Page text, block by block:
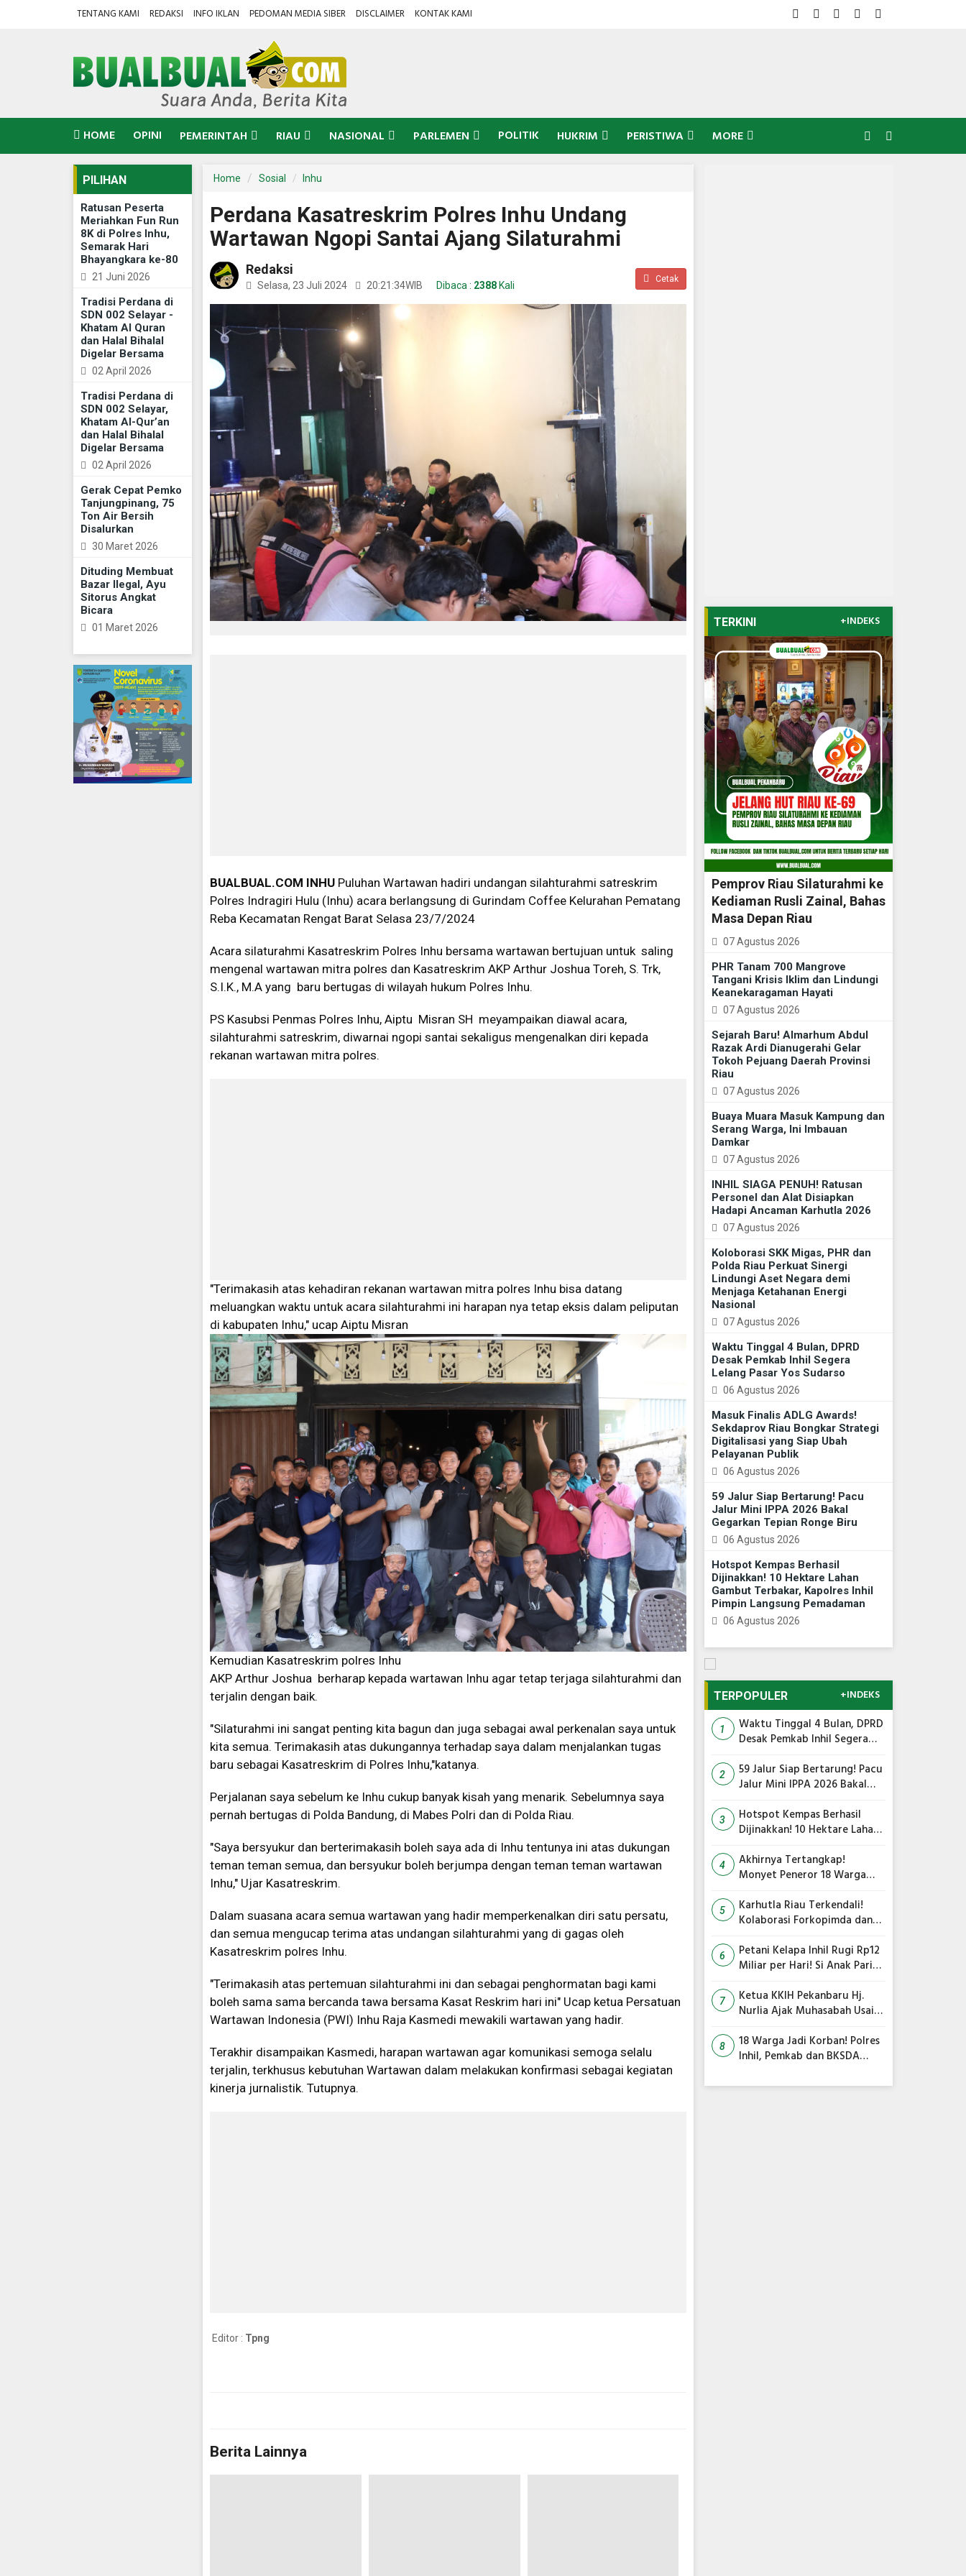
TENTANG KAMI REDAKSI INFO IKLAN PEDOMAN MEDIA SIBER DISCLAIMER KONTAK KAMI
HOME OPINI PEMERINTAH RIAU NASIONAL PARLEMEN POLITIK HUKRIM PERISTIWA MORE
PILIHAN
Ratusan Peserta
Meriahkan Fun Run
8K di Polres Inhu,
Semarak Hari
Bhayangkara ke-80
21 Juni 2026
Tradisi Perdana di
SDN 002 Selayar -
Khatam Al Quran
dan Halal Bihalal
Digelar Bersama
02 April 2026
Tradisi Perdana di
SDN 002 Selayar,
Khatam Al-Qur’an
dan Halal Bihalal
Digelar Bersama
02 April 2026
Gerak Cepat Pemko
Tanjungpinang, 75
Ton Air Bersih
Disalurkan
30 Maret 2026
Dituding Membuat
Bazar Ilegal, Ayu
Sitorus Angkat
Bicara
01 Maret 2026
Home Sosial Inhu
Perdana Kasatreskrim Polres Inhu Undang
Wartawan Ngopi Santai Ajang Silaturahmi
Redaksi
Selasa, 23 Juli 2024 20:21:34WIB Dibaca : 2388 Kali
Cetak
BUALBUAL.COM INHU Puluhan Wartawan hadiri undangan silahturahmi satreskrim
Polres Indragiri Hulu (Inhu) acara berlangsung di Gurindam Coffee Kelurahan Pematang
Reba Kecamatan Rengat Barat Selasa 23/7/2024
Acara silaturahmi Kasatreskrim Polres Inhu bersama wartawan bertujuan untuk saling
mengenal wartawan mitra polres dan Kasatreskrim AKP Arthur Joshua Toreh, S. Trk,
S.I.K., M.A yang baru bertugas di wilayah hukum Polres Inhu.
PS Kasubsi Penmas Polres Inhu, Aiptu Misran SH meyampaikan diawal acara,
silahturahmi satreskrim, diwarnai ngopi santai sekaligus mengenalkan diri kepada
rekanan wartawan mitra polres.
"Terimakasih atas kehadiran rekanan wartawan mitra polres Inhu bisa datang
meluangkan waktu untuk acara silahturahmi ini harapan nya tetap eksis dalam peliputan
di kabupaten Inhu," ucap Aiptu Misran
Kemudian Kasatreskrim polres Inhu
AKP Arthur Joshua berharap kepada wartawan Inhu agar tetap terjaga silahturahmi dan
terjalin dengan baik.
"Silaturahmi ini sangat penting kita bagun dan juga sebagai awal perkenalan saya untuk
kita semua. Terimakasih atas dukungannya terhadap saya dalam menjalankan tugas
baru sebagai Kasatreskrim di Polres Inhu,"katanya.
Perjalanan saya sebelum ke Inhu cukup banyak kisah yang menarik. Sebelumnya saya
pernah bertugas di Polda Bandung, di Mabes Polri dan di Polda Riau.
"Saya bersyukur dan berterimakasih boleh saya ada di Inhu tentunya ini atas dukungan
teman teman semua, dan bersyukur boleh berjumpa dengan teman teman wartawan
Inhu," Ujar Kasatreskrim.
Dalam suasana acara semua wartawan yang hadir memperkenalkan diri satu persatu,
dan semua mengucap terima atas undangan silahturahmi yang di gagas oleh
Kasatreskrim polres Inhu.
"Terimakasih atas pertemuan silahturahmi ini dan sebagai penghormatan bagi kami
boleh sama sama bercanda tawa bersama Kasat Reskrim hari ini" Ucap ketua Persatuan
Wartawan Indonesia (PWI) Inhu Raja Kasmedi mewakili wartawan yang hadir.
Terakhir disampaikan Kasmedi, harapan wartawan agar komunikasi semoga selalu
terjalin, terkhusus kebutuhan Wartawan dalam melakukan konfirmasi sebagai kegiatan
kinerja jurnalistik. Tutupnya.
Editor : Tpng
Berita Lainnya
TERKINI +INDEKS
Pemprov Riau Silaturahmi ke
Kediaman Rusli Zainal, Bahas
Masa Depan Riau
07 Agustus 2026
PHR Tanam 700 Mangrove
Tangani Krisis Iklim dan Lindungi
Keanekaragaman Hayati
07 Agustus 2026
Sejarah Baru! Almarhum Abdul
Razak Ardi Dianugerahi Gelar
Tokoh Pejuang Daerah Provinsi
Riau
07 Agustus 2026
Buaya Muara Masuk Kampung dan
Serang Warga, Ini Imbauan
Damkar
07 Agustus 2026
INHIL SIAGA PENUH! Ratusan
Personel dan Alat Disiapkan
Hadapi Ancaman Karhutla 2026
07 Agustus 2026
Koloborasi SKK Migas, PHR dan
Polda Riau Perkuat Sinergi
Lindungi Aset Negara demi
Menjaga Ketahanan Energi
Nasional
07 Agustus 2026
Waktu Tinggal 4 Bulan, DPRD
Desak Pemkab Inhil Segera
Lelang Pasar Yos Sudarso
06 Agustus 2026
Masuk Finalis ADLG Awards!
Sekdaprov Riau Bongkar Strategi
Digitalisasi yang Siap Ubah
Pelayanan Publik
06 Agustus 2026
59 Jalur Siap Bertarung! Pacu
Jalur Mini IPPA 2026 Bakal
Gegarkan Tepian Ronge Biru
06 Agustus 2026
Hotspot Kempas Berhasil
Dijinakkan! 10 Hektare Lahan
Gambut Terbakar, Kapolres Inhil
Pimpin Langsung Pemadaman
06 Agustus 2026
TERPOPULER +INDEKS
1
Waktu Tinggal 4 Bulan, DPRD
Desak Pemkab Inhil Segera
2
59 Jalur Siap Bertarung! Pacu
Jalur Mini IPPA 2026 Bakal
3
Hotspot Kempas Berhasil
Dijinakkan! 10 Hektare Lahan
Inhil Pimpin Langsung
Pemadaman
4
Akhirnya Tertangkap!
Monyet Peneror 18 Warga
5
Karhutla Riau Terkendali!
Kolaborasi Forkopimda dan
Utama
6
Petani Kelapa Inhil Rugi Rp12
Miliar per Hari! Si Anak Parit
Terus Anjlok
7
Ketua KKIH Pekanbaru Hj.
Nurlia Ajak Muhasabah Usai
Serangan Monyet di
Tembilahan
8
18 Warga Jadi Korban! Polres
Inhil, Pemkab dan BKSDA
Peneror Tembilahan